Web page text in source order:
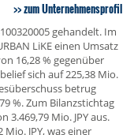
zum Unternehmensprofil
gehandelt. Im
LiKE einen Umsatz
16,28 % gegenüber
sich auf 225,38 Mio.
betrug
%. Zum Bilanzstichtag
Mio. JPY aus.
JPY, was einer